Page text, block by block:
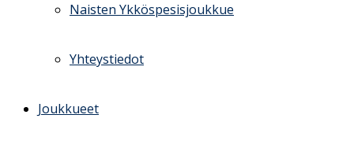
Naisten Ykköspesisjoukkue
Yhteystiedot
Joukkueet